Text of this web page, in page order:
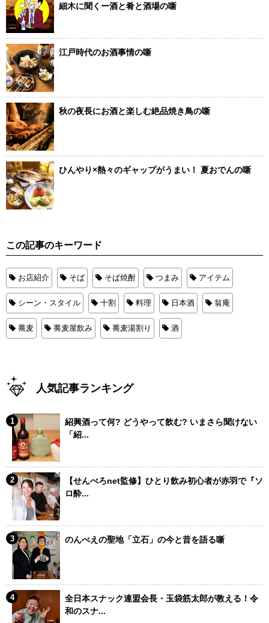
細木に聞くー酒と肴と酒場の噺
江戸時代のお酒事情の噺
秋の夜長にお酒と楽しむ絶品焼き鳥の噺
ひんやり×熱々のギャップがうまい！ 夏おでんの噺
この記事のキーワード
お店紹介 そば そば焼酎 つまみ アイテム
シーン・スタイル 十割 料理 日本酒 翁庵
蕎麦 蕎麦屋飲み 蕎麦湯割り 酒
人気記事ランキング
紹興酒って何? どうやって飲む? いまさら聞けない
「紹...
【せんべろnet監修】ひとり飲み初心者が赤羽で『ソ
ロ酔...
のんべえの聖地「立石」の今と昔を語る噺
全日本スナック連盟会長・玉袋筋太郎が教える！令
和のスナ...